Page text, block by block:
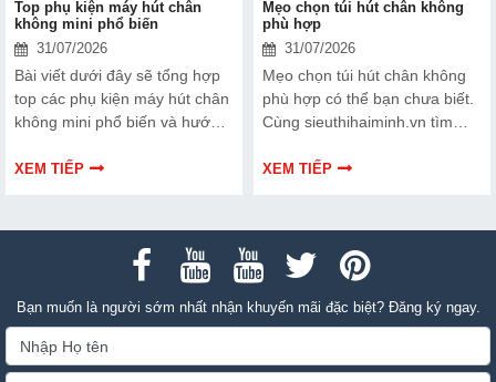
Top phụ kiện máy hút chân
không mini phổ biến
31/07/2026
Bài viết dưới đây sẽ tổng hợp
top các phụ kiện máy hút chân
không mini phổ biến và hướng
chuẩn kỹ thuật ngay tại nhà.
XEM TIẾP
Mẹo chọn túi hút chân không
phù hợp
31/07/2026
Mẹo chọn túi hút chân không
phù hợp có thể bạn chưa biết.
Cùng sieuthihaiminh.vn tìm
thông tin bài viết dưới đây nhé!
XEM TIẾP
Bạn muốn là người sớm nhất nhận khuyến mãi đặc biệt? Đăng ký ngay.